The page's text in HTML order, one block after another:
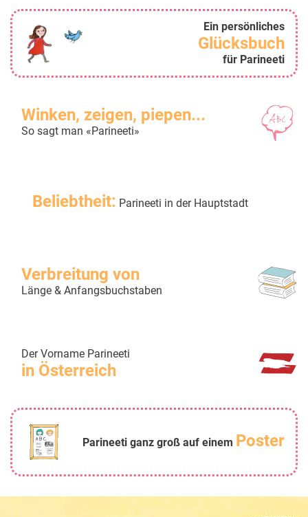
Ein persönliches
Glücksbuch
für Parineeti
Winken, zeigen, piepen...
So sagt man «Parineeti»
Beliebtheit: Parineeti in der Hauptstadt
Verbreitung von
Länge & Anfangsbuchstaben
Der Vorname Parineeti
in Österreich
Parineeti ganz groß auf einem Poster